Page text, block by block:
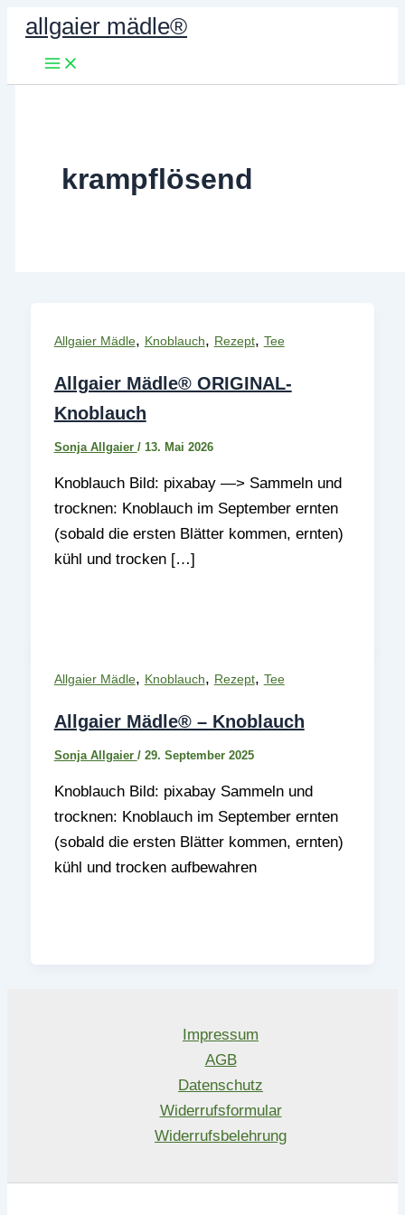
Zum
Inhalt
springen
allgaier mädle®
krampflösend
Allgaier Mädle, Knoblauch, Rezept, Tee
Allgaier Mädle® ORIGINAL-
Knoblauch
Sonja Allgaier / 13. Mai 2026
Knoblauch Bild: pixabay —> Sammeln und
trocknen: Knoblauch im September ernten
(sobald die ersten Blätter kommen, ernten)
kühl und trocken […]
Allgaier Mädle, Knoblauch, Rezept, Tee
Allgaier Mädle® – Knoblauch
Sonja Allgaier / 29. September 2025
Knoblauch Bild: pixabay Sammeln und
trocknen: Knoblauch im September ernten
(sobald die ersten Blätter kommen, ernten)
kühl und trocken aufbewahren
Impressum
AGB
Datenschutz
Widerrufsformular
Widerrufsbelehrung